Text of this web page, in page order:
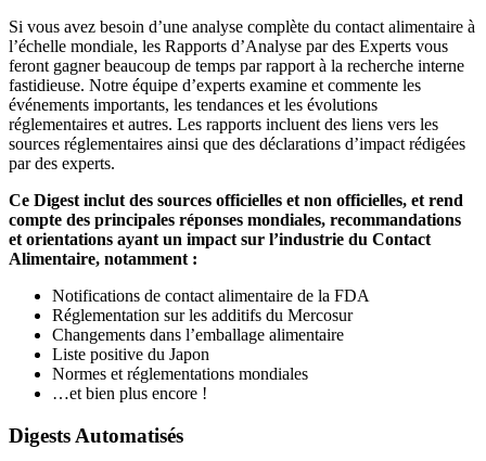
Si vous avez besoin d’une analyse complète du contact alimentaire à
l’échelle mondiale, les Rapports d’Analyse par des Experts vous
feront gagner beaucoup de temps par rapport à la recherche interne
fastidieuse. Notre équipe d’experts examine et commente les
événements importants, les tendances et les évolutions
réglementaires et autres. Les rapports incluent des liens vers les
sources réglementaires ainsi que des déclarations d’impact rédigées
par des experts.
Ce Digest inclut des sources officielles et non officielles, et rend
compte des principales réponses mondiales, recommandations
et orientations ayant un impact sur l’industrie du Contact
Alimentaire, notamment :
Notifications de contact alimentaire de la FDA
Réglementation sur les additifs du Mercosur
Changements dans l’emballage alimentaire
Liste positive du Japon
Normes et réglementations mondiales
…et bien plus encore !
Digests Automatisés